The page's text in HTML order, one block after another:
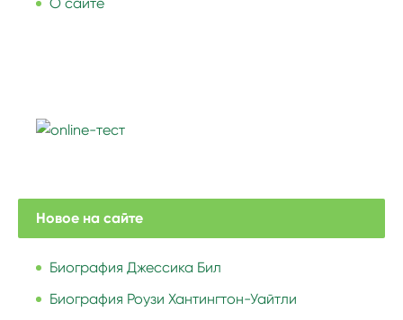
Новое на сайте
Биография Джессика Бил
Биография Роузи Хантингтон-Уайтли